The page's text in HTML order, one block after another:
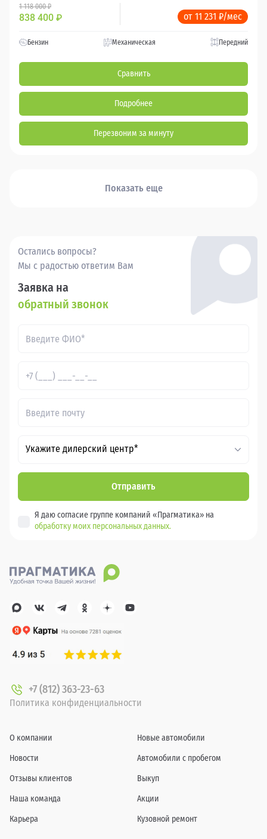
1 118 000 ₽
838 400 ₽ от 11 231 ₽/мес
Бензин Механическая Передний
Сравнить
Подробнее
Перезвоним за минуту
Показать еще
Остались вопросы?
Мы с радостью ответим Вам
Заявка на
обратный звонок
Укажите дилерский центр*
Отправить
Я даю согласие группе компаний «Прагматика» на
обработку моих персональных данных.
+7 (812) 363-23-63
Политика конфиденциальности
О компании
Новости
Отзывы клиентов
Наша команда
Карьера
Новые автомобили
Автомобили с пробегом
Выкуп
Акции
Кузовной ремонт